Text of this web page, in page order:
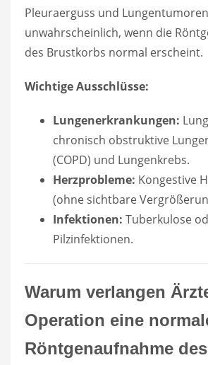
Pleuraerguss und
unwahrscheinlich, wenn die
des Brustkorbs normal erscheint.
Wichtige Ausschlüsse:
Lungenerkrankungen:
chronisch obstruktive
(COPD) und Lungenkrebs.
Herzprobleme: Kongestive
(ohne sichtbare
Infektionen: Tuberkulose
Pilzinfektionen.
Warum verlangen
Operation eine
Röntgenaufnahme des